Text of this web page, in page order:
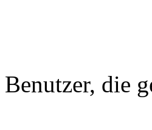
Benutzer, die